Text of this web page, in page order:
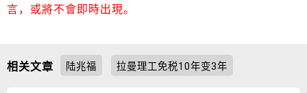
言，或將不會即時出現。
相关文章 陆兆福 拉曼理工免税10年变3年